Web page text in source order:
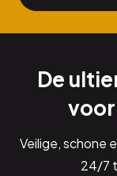
De
Veilige, schone
24/7